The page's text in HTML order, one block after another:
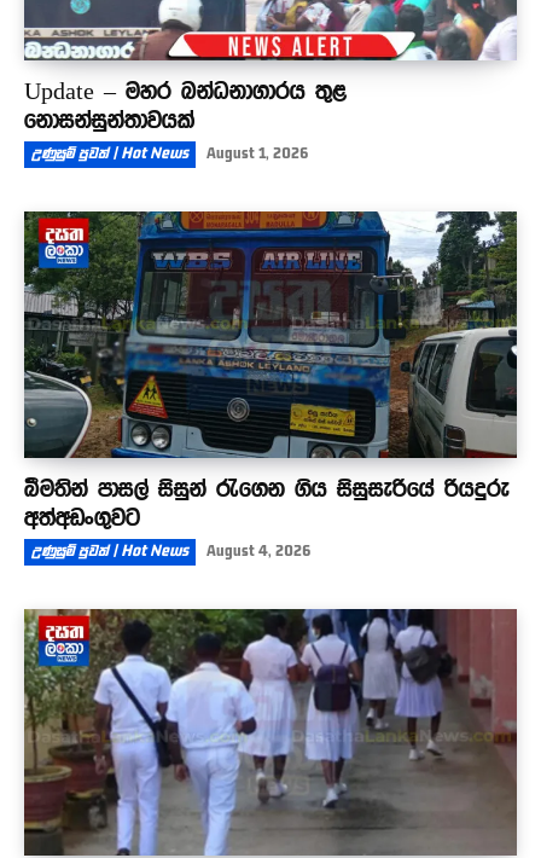
Update – මහර බන්ධනාගාරය තුළ
නොසන්සුන්තාවයක්
උණුසුම් පුවත් | Hot News August 1, 2026
බීමතින් පාසල් සිසුන් රැගෙන ගිය සිසුසැරියේ රියදුරු
අත්අඩංගුවට
උණුසුම් පුවත් | Hot News August 4, 2026